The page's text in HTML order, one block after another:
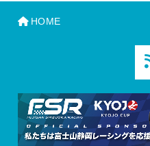
HOME